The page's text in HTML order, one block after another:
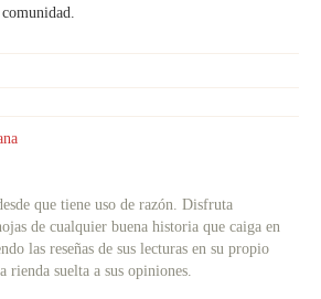
que tiene uso de razón. Disfruta
de cualquier buena historia que caiga en
las reseñas de sus lecturas en su propio
rienda suelta a sus opiniones.